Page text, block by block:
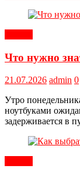
Что нужно
21.07.2026 admin 0
Утро
ноутбуками
задерживается в